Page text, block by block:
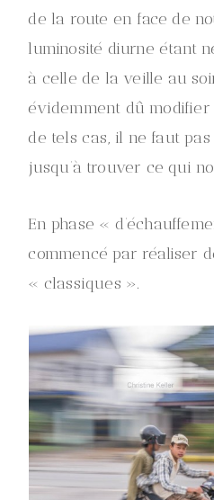
de la route en face de
luminosité diurne étant
à celle de la veille au
évidemment dû modifier
de tels cas, il ne faut
jusqu’à trouver ce qui
En phase «
commencé par réaliser
« classiques ».